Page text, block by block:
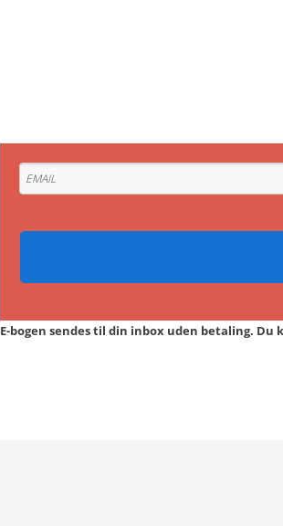
E-bogen sendes til din inbox uden betaling.